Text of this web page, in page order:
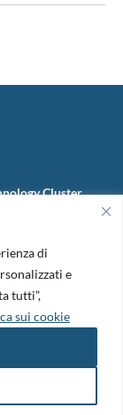
di
e
tutti”,
sui cookie
Cluster
|Bandi &